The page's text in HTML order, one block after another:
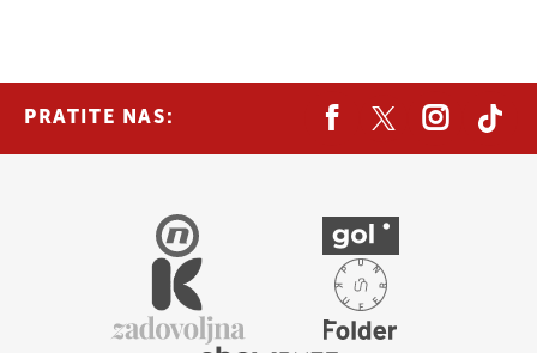
PRATITE NAS: